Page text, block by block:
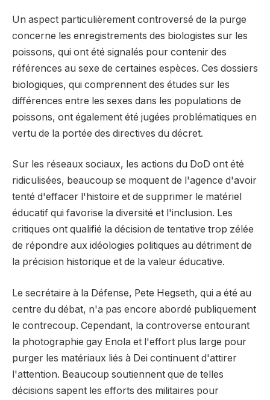
Un aspect particulièrement controversé de la purge
concerne les enregistrements des biologistes sur les
poissons, qui ont été signalés pour contenir des
références au sexe de certaines espèces. Ces dossiers
biologiques, qui comprennent des études sur les
différences entre les sexes dans les populations de
poissons, ont également été jugées problématiques en
vertu de la portée des directives du décret.
Sur les réseaux sociaux, les actions du DoD ont été
ridiculisées, beaucoup se moquent de l'agence d'avoir
tenté d'effacer l'histoire et de supprimer le matériel
éducatif qui favorise la diversité et l'inclusion. Les
critiques ont qualifié la décision de tentative trop zélée
de répondre aux idéologies politiques au détriment de
la précision historique et de la valeur éducative.
Le secrétaire à la Défense, Pete Hegseth, qui a été au
centre du débat, n'a pas encore abordé publiquement
le contrecoup. Cependant, la controverse entourant
la photographie gay Enola et l'effort plus large pour
purger les matériaux liés à Dei continuent d'attirer
l'attention. Beaucoup soutiennent que de telles
décisions sapent les efforts des militaires pour